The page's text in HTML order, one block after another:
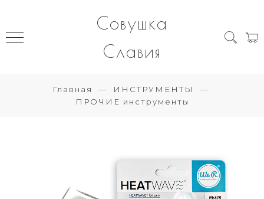
Совушка
Славия
Главная
ИНСТРУМЕНТЫ
ПРОЧИЕ инструменты